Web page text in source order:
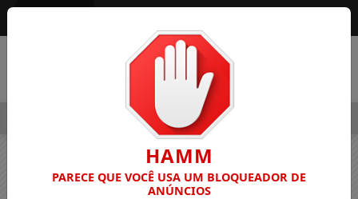
OSVALDO PEDRO DOS SANTOS, O “NEGUINHO DA
HAMM
PARECE QUE VOCÊ USA UM BLOQUEADOR DE
ANÚNCIOS